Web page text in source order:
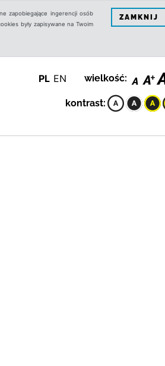
zapobiegające ingerencji osób
były zapisywane na Twoim
ZAMKNIJ
PL EN wielkość:
kontrast: